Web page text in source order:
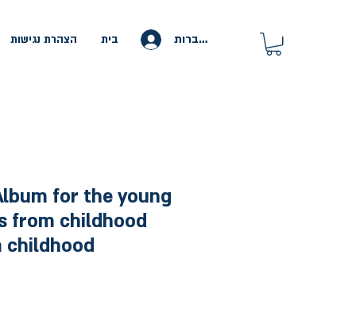
בית הצהרת נגישות להתחברות
for the young
from childhood
childhood